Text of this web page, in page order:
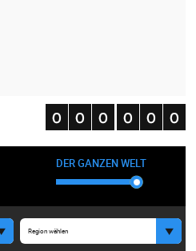
DER GANZEN WELT
Region wählen